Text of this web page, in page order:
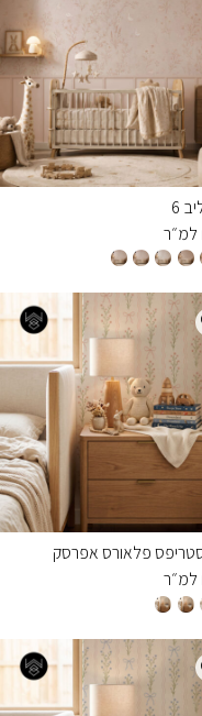
6
למ״ר
Add
פלאורס אפרסק
למ״ר
Add